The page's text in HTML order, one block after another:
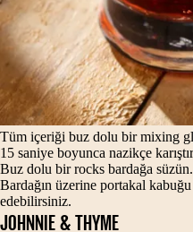
Tüm içeriği buz dolu bir mixing
15 saniye boyunca nazikçe
Buz dolu bir rocks bardağa süzün.
Bardağın üzerine portakal kabuğu
edebilirsiniz.
JOHNNIE & THYME